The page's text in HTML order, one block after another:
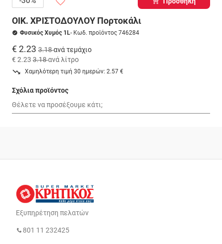
ΟΙΚ. ΧΡΙΣΤΟΔΟΥΛΟΥ Πορτοκάλι
Φυσικός Χυμός 1L- Κωδ. προϊόντος 746284
€ 2.23 3.18ανά τεμάχιο
€ 2.23 3.18ανά λίτρο
Χαμηλότερη τιμή 30 ημερών: 2.57 €
Σχόλια προϊόντος
Εξυπηρέτηση πελατών
801 11 232425